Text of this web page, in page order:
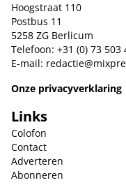
Hoogstraat 110
Postbus 11
5258 ZG Berlicum
Telefoon: +31 (0) 73 503
E-mail:
Onze privacyverklaring
Links
Colofon
Contact
Adverteren
Abonneren